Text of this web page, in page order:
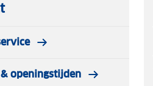
openingstijden